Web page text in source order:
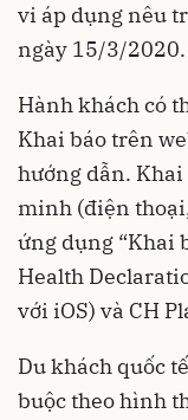
vi áp dụng nêu
ngày 15/3/2020.
Hành khách có
Khai báo trên
hướng dẫn.
minh (điện
ứng dụng “Khai
Health
với iOS) và CH
Du khách quốc
buộc theo hình